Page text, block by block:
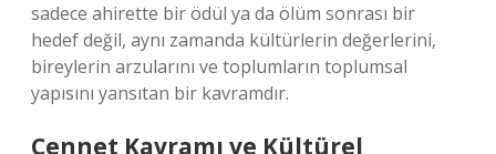
sadece ahirette bir ödül ya da ölüm sonrası bir
hedef değil, aynı zamanda kültürlerin değerlerini,
bireylerin arzularını ve toplumların toplumsal
yapısını yansıtan bir kavramdır.
Cennet Kavramı ve Kültürel